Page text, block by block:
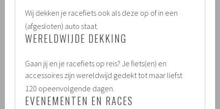
Wij dekken je racefiets ook als deze op of in een
(afgesloten) auto staat.
WERELDWIJDE DEKKING
Gaan jij en je racefiets op reis? Je fiets(en) en
accessoires zijn wereldwijd gedekt tot maar liefst
120 opeenvolgende dagen.
EVENEMENTEN EN RACES